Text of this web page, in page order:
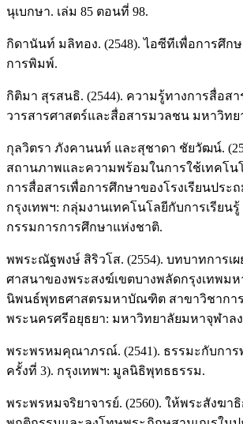
นุเบกษา. เล่ม 85 ตอนที่ 98.
กิดานันท์ มลิทอง. (2548). ไอซีทีเพื่อการศึก
การพิมพ์.
กิติมา สุรสนธิ. (2544). ความรู้ทางการสื่อส
วารสารศาสตร์และสื่อสารมวลชน มหาวิทย
กุลวิตรา ภังคานนท์ และสุชาดา ชัยวัฒน์.
สถานภาพและความพร้อมในการใช้เทคโน
การสื่อสารเพื่อการศึกษาของโรงเรียนประ
กรุงเทพฯ: กลุ่มงานเทคโนโลยีกับการเรียน
กรรมการการศึกษาแห่งชาติ.
พพระณัฐพงษ์ สิริวโส. (2554). บทบาทการเ
ศาสนาของพระสงฆ์เขตบางพลัดกรุงเทพม
นิพนธ์พุทธศาสตรมหาบัณฑิต สาขาวิชาการ
พระนครศรีอยุธยา: มหาวิทยาลัยมหาจุฬาล
พระพรหมคุณาภรณ์. (2541). ธรรมะกับกา
ครั้งที่ 3). กรุงเทพฯ: มูลนิธิพุทธธรรม.
พระพรหมจริยาจารย์. (2560). ให้พระสังฆา